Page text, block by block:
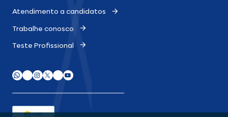
Atendimento a candidatos
Trabalhe conosco
Teste Profissional